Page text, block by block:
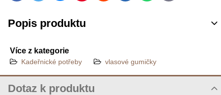
Popis produktu
Více z kategorie
Kadeřnické potřeby vlasové gumičky
Dotaz k produktu